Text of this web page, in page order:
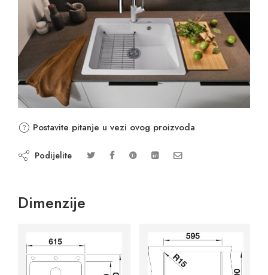
Postavite pitanje u vezi ovog proizvoda
Podijelite
Dimenzije